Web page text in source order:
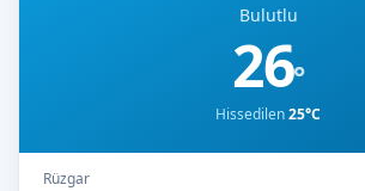
Bulutlu
26°
Hissedilen25°C
Rüzgar